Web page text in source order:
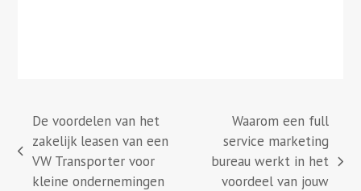
previous
post:
De voordelen van het
zakelijk leasen van een
VW Transporter voor
kleine ondernemingen
next
Waarom een full
service marketing
bureau werkt in het
voordeel van jouw